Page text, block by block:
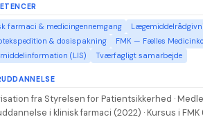
farmaci & medicingennemgang
& dosispakning
FMK — Fælles
(LIS)
Tværfagligt samarbejde
fra Styrelsen for Patientsikkerhed ·
i klinisk farmaci (2022) · Kursus i